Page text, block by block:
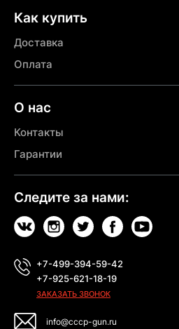
Как купить
Доставка
Оплата
О нас
Контакты
Гарантии
Следите за нами:
+7-499-394-59-42
+7-925-621-18-19
ЗАКАЗАТЬ ЗВОНОК
info@cccp-gun.ru